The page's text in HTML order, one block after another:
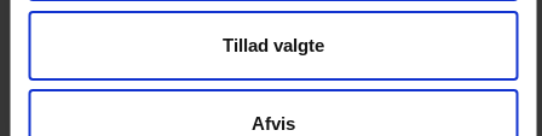
Tillad valgte
Afvis
CARSTEN BRINK
Chefkonsulent